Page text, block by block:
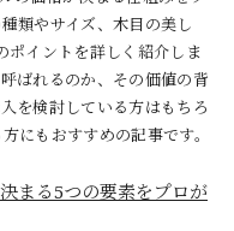
類やサイズ、木目の美し
ポイントを詳しく紹介しま
ばれるのか、その価値の背
を検討している方はもちろ
にもおすすめの記事です。
まる5つの要素をプロが